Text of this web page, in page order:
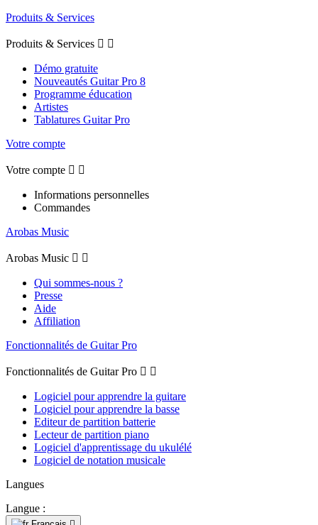
Produits & Services
Produits & Services  
Démo gratuite
Nouveautés Guitar Pro 8
Programme éducation
Artistes
Tablatures Guitar Pro
Votre compte
Votre compte  
Informations personnelles
Commandes
Arobas Music
Arobas Music  
Qui sommes-nous ?
Presse
Aide
Affiliation
Fonctionnalités de Guitar Pro
Fonctionnalités de Guitar Pro  
Logiciel pour apprendre la guitare
Logiciel pour apprendre la basse
Editeur de partition batterie
Lecteur de partition piano
Logiciel d'apprentissage du ukulélé
Logiciel de notation musicale
Langues
Langue :